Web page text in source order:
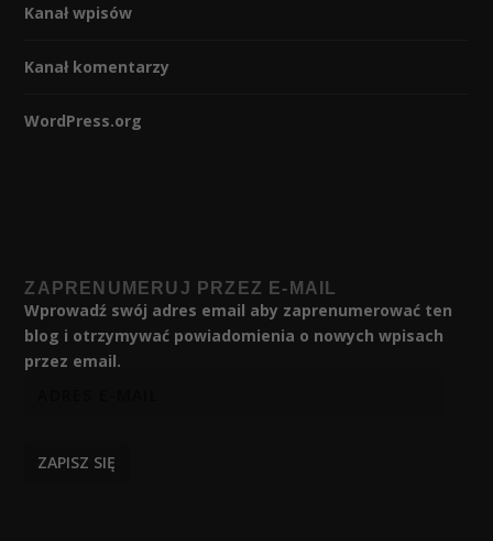
Kanał wpisów
Kanał komentarzy
WordPress.org
ZAPRENUMERUJ PRZEZ E-MAIL
Wprowadź swój adres email aby zaprenumerować ten
blog i otrzymywać powiadomienia o nowych wpisach
przez email.
ZAPISZ SIĘ